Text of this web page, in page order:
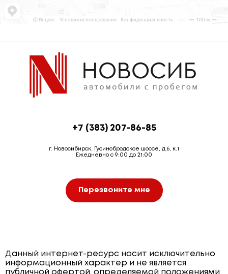
+7 (383) 207-86-85
г. Новосибирск, Гусинобродское шоссе, д.6, к.1
Ежедневно с 9:00 до 21:00
Перезвоните мне
Данный интернет-ресурс носит исключительно
информационный характер и не является
публичной офертой, определяемой положениями